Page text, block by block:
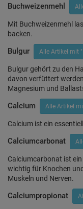
Buchweizenmehl
Mit Buchweizenmehl
backen.
Bulgur Alle Artikel mit
Bulgur gehört zu den
davon verfüttert
Magnesium und
Calcium Alle Artikel
Calcium ist ein
Calciumcarbonat
Calciumcarbonat ist
wichtig für Knochen
Muskeln und Nerven.
Calciumpropionat